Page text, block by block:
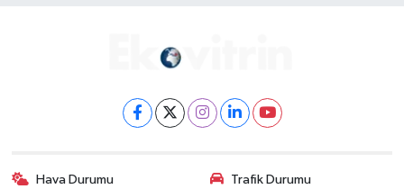
Hava Durumu Trafik Durumu